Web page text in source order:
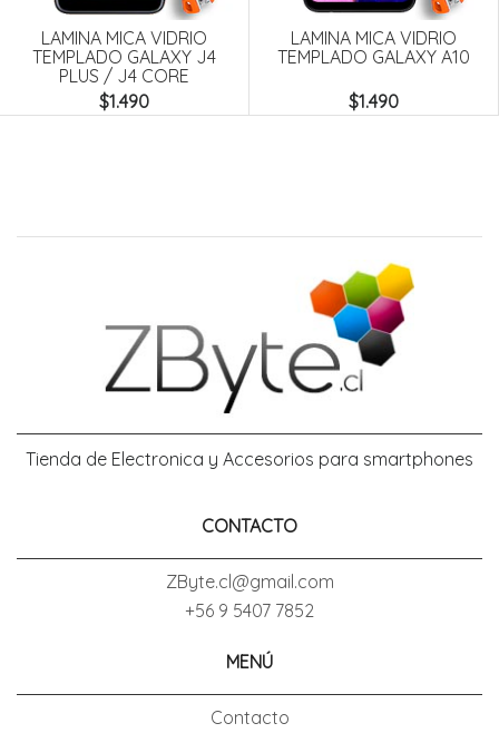
LAMINA MICA VIDRIO
TEMPLADO GALAXY J4
PLUS / J4 CORE
$1.490
LAMINA MICA VIDRIO
TEMPLADO GALAXY A10
$1.490
Tienda de Electronica y Accesorios para smartphones
CONTACTO
ZByte.cl@gmail.com
+56 9 5407 7852
MENÚ
Contacto